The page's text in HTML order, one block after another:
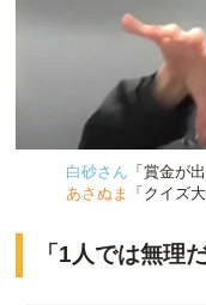
白砂さん 「賞金が
あさぬま
「クイズ
「1人では無理